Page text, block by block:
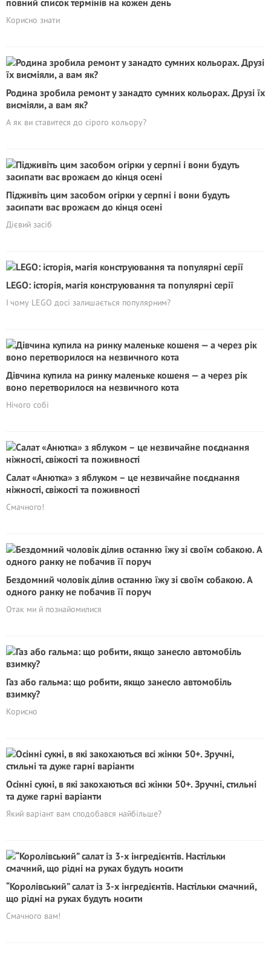
повний список термінів на кожен день
Корисно знати
Родина зробила ремонт у занадто сумних кольорах. Друзі їх
висміяли, а вам як?
А як ви ставитеся до сірого кольору?
Підживіть цим засобом огірки у серпні і вони будуть
засипати вас врожаєм до кінця осені
Дієвий засіб
LEGO: історія, магія конструювання та популярні серії
І чому LEGO досі залишається популярним?
Дівчина купила на ринку маленьке кошеня — а через рік
воно перетворилося на незвичного кота
Нічого собі
Салат «Анютка» з яблуком – це незвичайне поєднання
ніжності, свіжості та поживності
Смачного!
Бездомний чоловік ділив останню їжу зі своїм собакою. А
одного ранку не побачив її поруч
Отак ми й познайомилися
Газ або гальма: що робити, якщо занесло автомобіль
взимку?
Корисно
Осінні сукні, в які закохаються всі жінки 50+. Зручні, стильні
та дуже гарні варіанти
Який варіант вам сподобався найбільше?
“Королівський” салат із 3-х інгредієнтів. Настільки смачний,
що рідні на руках будуть носити
Смачного вам!